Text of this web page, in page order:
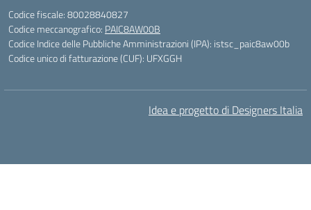
Codice fiscale: 80028840827
Codice meccanografico: PAIC8AW00B
Codice Indice delle Pubbliche Amministrazioni (IPA): istsc_paic8aw00b
Codice unico di fatturazione (CUF): UFXGGH
Idea e progetto di Designers Italia